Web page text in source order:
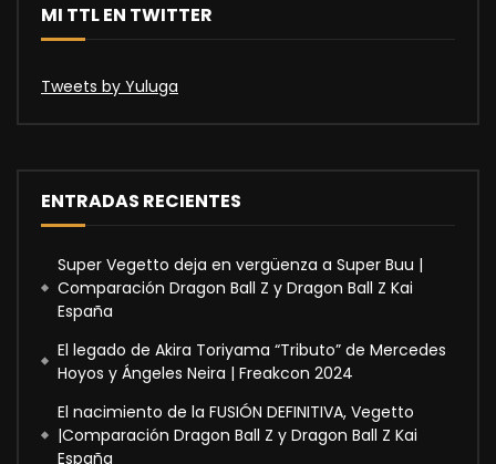
MI TTL EN TWITTER
Tweets by Yuluga
ENTRADAS RECIENTES
Super Vegetto deja en vergüenza a Super Buu |
Comparación Dragon Ball Z y Dragon Ball Z Kai
España
El legado de Akira Toriyama “Tributo” de Mercedes
Hoyos y Ángeles Neira | Freakcon 2024
El nacimiento de la FUSIÓN DEFINITIVA, Vegetto
|Comparación Dragon Ball Z y Dragon Ball Z Kai
España